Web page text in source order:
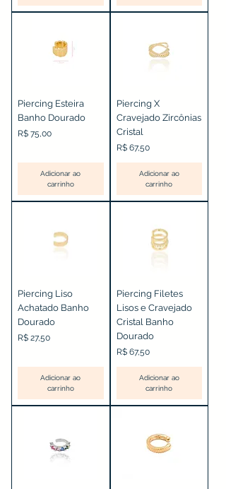
Piercing Esteira
Banho Dourado
Preço
R$ 75,00
Adicionar ao
carrinho
Piercing X
Cravejado Zircônias
Cristal
Preço
R$ 67,50
Adicionar ao
carrinho
Piercing Liso
Achatado Banho
Dourado
Preço
R$ 27,50
Adicionar ao
carrinho
Piercing Filetes
Lisos e Cravejado
Cristal Banho
Dourado
Preço
R$ 67,50
Adicionar ao
carrinho